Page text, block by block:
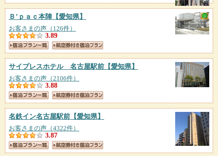
Ｂ’ｐａｃ本陣【愛知県】
お客さまの声（126件）
3.89
サイプレスホテル 名古屋駅前 【愛知県】
お客さまの声（2106件）
3.88
名鉄イン名古屋駅前 【愛知県】
お客さまの声（4322件）
3.87